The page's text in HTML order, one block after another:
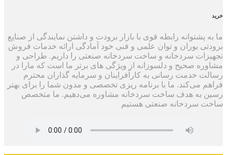
رابطه قوی با بازار برودت و داشتن نمایندگی از صنایع
بوران و توان علمی و فنی خود آمادگی ارائه خدمات فروش
سردخانه و ساخت سردخانه صنعتی را داریم. طراحی و
صحیح و دلسوزانه از ویژگی های برتر ما است که مارا در
خدمت رسانی به کارآفراینان و سرمایه گذاران محترم
می‌کند. ما با برنامه ریزی تخصصی و مدون شما را برای بهتر
به هدف ساخت سردخانه مشاوره می‌دهیم. ما متخصص
سردخانه صنعتی هستیم